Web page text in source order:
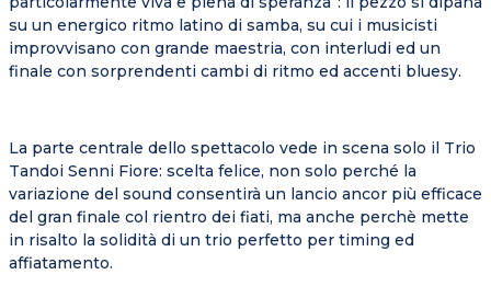
su un energico ritmo latino di samba, su cui i musicisti
improvvisano con grande maestria, con interludi ed un
finale con sorprendenti cambi di ritmo ed accenti bluesy.
La parte centrale dello spettacolo vede in scena solo il Trio
Tandoi Senni Fiore: scelta felice, non solo perché la
variazione del sound consentirà un lancio ancor più efficace
del gran finale col rientro dei fiati, ma anche perchè mette
in risalto la solidità di un trio perfetto per timing ed
affiatamento.